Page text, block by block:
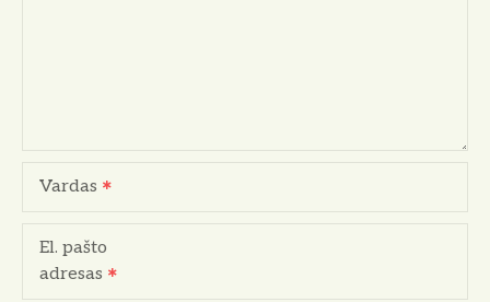
Vardas
El. pašto
adresas